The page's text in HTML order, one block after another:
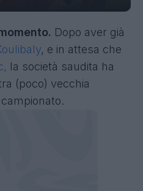
Dopo aver già
, e in attesa che
la società saudita ha
(poco) vecchia